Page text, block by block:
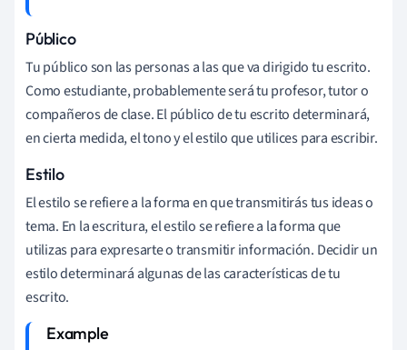
Público
Tu público son las personas a las que va dirigido tu escrito.
Como estudiante, probablemente será tu profesor, tutor o
compañeros de clase. El público de tu escrito determinará,
en cierta medida, el tono y el estilo que utilices para escribir.
Estilo
El estilo se refiere a la forma en que transmitirás tus ideas o
tema. En la escritura, el estilo se refiere a la forma que
utilizas para expresarte o transmitir información. Decidir un
estilo determinará algunas de las características de tu
escrito.